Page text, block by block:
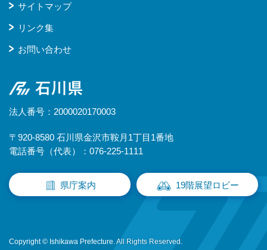
サイトマップ
リンク集
お問い合わせ
石川県
法人番号：2000020170003
〒920-8580 石川県金沢市鞍月1丁目1番地
電話番号（代表）：076-225-1111
県庁案内 19階展望ロビー
Copyright © Ishikawa Prefecture. All Rights Reserved.